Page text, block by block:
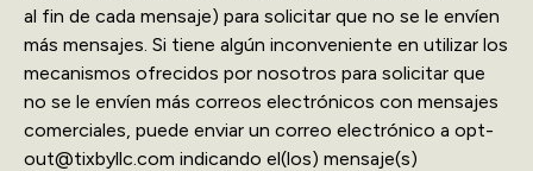
al fin de cada mensaje) para solicitar que no se le envíen
más mensajes. Si tiene algún inconveniente en utilizar los
mecanismos ofrecidos por nosotros para solicitar que
no se le envíen más correos electrónicos con mensajes
comerciales, puede enviar un correo electrónico a opt-
out@tixbyllc.com indicando el(los) mensaje(s)